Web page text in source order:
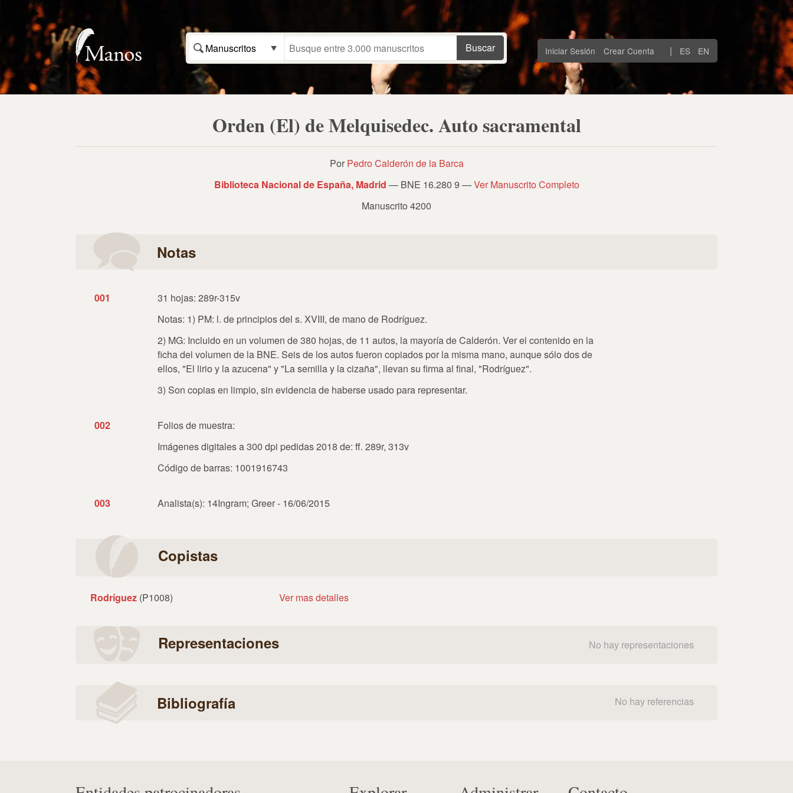
Manuscritos Iniciar Sesión Crear Cuenta | ES EN
Orden (El) de Melquisedec. Auto sacramental
Por Pedro Calderón de la Barca
Biblioteca Nacional de España, Madrid — BNE 16.280 9 —Ver Manuscrito Completo
Manuscrito 4200
Notas
001
31 hojas: 289r-315v
Notas: 1) PM: l. de principios del s. XVIII, de mano de Rodríguez.
2) MG: Incluido en un volumen de 380 hojas, de 11 autos, la mayoría de Calderón. Ver el contenido en la
ficha del volumen de la BNE. Seis de los autos fueron copiados por la misma mano, aunque sólo dos de
ellos, "El lirio y la azucena" y "La semilla y la cizaña", llevan su firma al final, "Rodríguez".
3) Son copias en limpio, sin evidencia de haberse usado para representar.
002
Folios de muestra:
Imágenes digitales a 300 dpi pedidas 2018 de: ff. 289r, 313v
Código de barras: 1001916743
003 Analista(s): 14Ingram; Greer - 16/06/2015
Copistas
Rodríguez (P1008) Ver mas detalles
Representaciones No hay representaciones
Bibliografía No hay referencias